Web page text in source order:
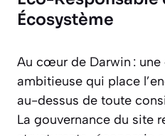
Écosystème
Au cœur de Darwin :
ambitieuse qui place
au-dessus de toute
La gouvernance du site